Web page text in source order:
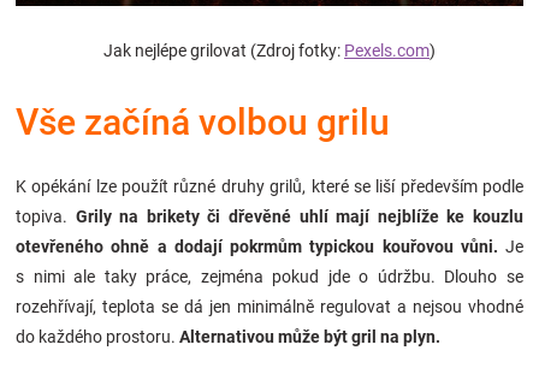
Hračkářství
Přihlášení
Jak nejlépe grilovat (Zdroj fotky: Pexels.com)
Vše začíná volbou grilu
K opékání lze použít různé druhy grilů, které se liší především podle
topiva. Grily na brikety či dřevěné uhlí mají nejblíže ke kouzlu
otevřeného ohně a dodají pokrmům typickou kouřovou vůni. Je
s nimi ale taky práce, zejména pokud jde o údržbu. Dlouho se
rozehřívají, teplota se dá jen minimálně regulovat a nejsou vhodné
do každého prostoru. Alternativou může být gril na plyn.